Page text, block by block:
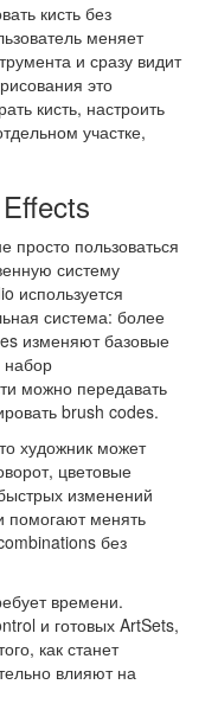
кисть без
меняет
и сразу видит
это
кисть, настроить
участке,
просто пользоваться
систему
используется
система: более
изменяют базовые
можно передавать
brush codes.
художник может
цветовые
изменений
помогают менять
без
времени.
и готовых ArtSets,
как станет
влияют на